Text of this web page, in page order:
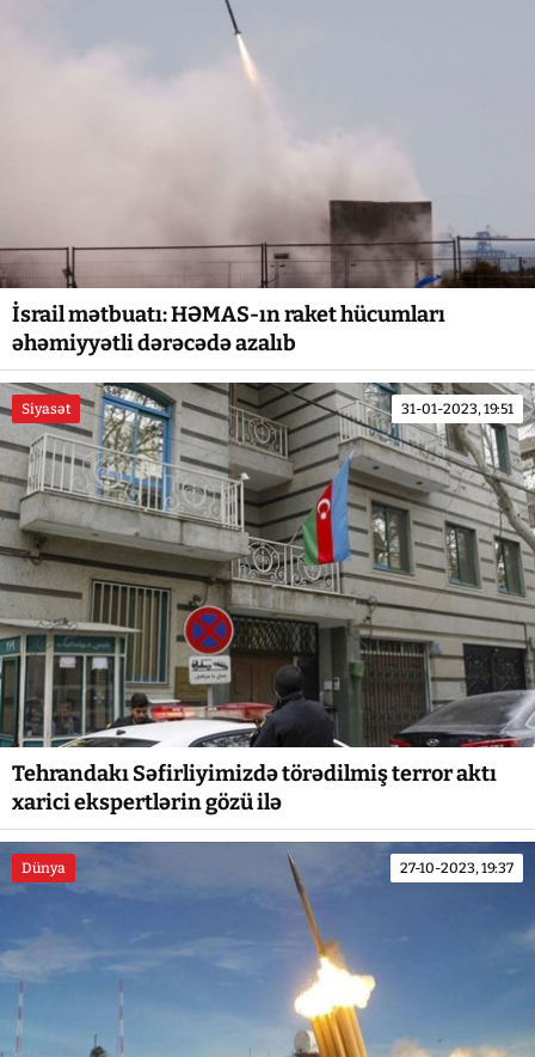
İsrail mətbuatı: HƏMAS-ın raket hücumları
əhəmiyyətli dərəcədə azalıb
Siyasət 31-01-2023, 19:51
Tehrandakı Səfirliyimizdə törədilmiş terror aktı
xarici ekspertlərin gözü ilə
Dünya 27-10-2023, 19:37